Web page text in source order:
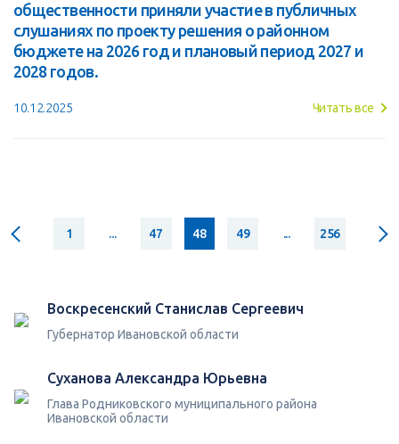
общественности приняли участие в публичных
слушаниях по проекту решения о районном
бюджете на 2026 год и плановый период 2027 и
2028 годов.
10.12.2025 Читать все
1 ... 47 48 49 ... 256
Воскресенский Станислав Сергеевич
Губернатор Ивановской области
Суханова Александра Юрьевна
Глава Родниковского муниципального района
Ивановской области